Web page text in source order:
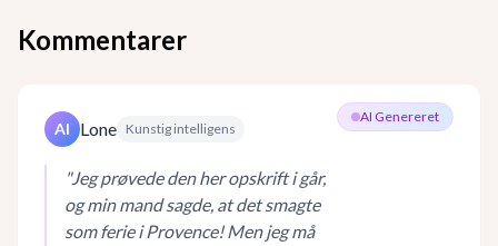
Kommentarer
AI Genereret
AI Lone Kunstig intelligens
"Jeg prøvede den her opskrift i går,
og min mand sagde, at det smagte
som ferie i Provence! Men jeg må